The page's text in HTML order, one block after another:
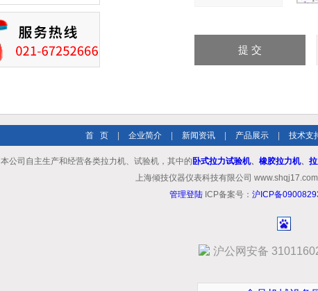
首 页 企业简介 新闻资讯 产品展示 技术支
本公司自主生产和经营各类拉力机、试验机，其中的 卧式拉力试验机、 橡胶拉力机、
上海倾技仪器仪表科技有限公司
管理登陆 ICP备案号： 沪ICP备
沪公网安备